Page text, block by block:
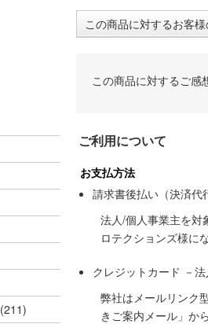
(211)
この商品に対するお客
この商品に対するご感
ご利用について
お支払方法
請求書後払い（決済代
法人/個人事業主を対
ロテクションズ様に
クレジットカード －
弊社はメールリンク
きご案内メール」か